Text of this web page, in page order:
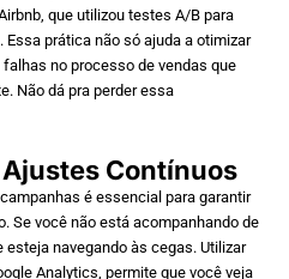
que utilizou testes A/B para
Essa prática não só ajuda a otimizar
no processo de vendas que
Não dá pra perder essa
Contínuos
é essencial para garantir
Se você não está acompanhando de
navegando às cegas. Utilizar
Analytics, permite que você veja